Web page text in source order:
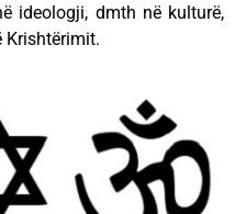
ideologji, dmth në kulturë,
Krishtërimit.